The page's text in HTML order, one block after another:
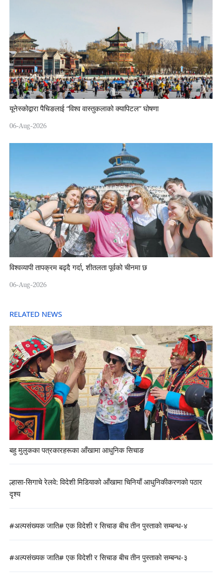
यूनेस्कोद्वारा पैचिङलाई “विश्व वास्तुकलाको क्यापिटल” घोषणा
06-Aug-2026
विश्वव्यापी तापक्रम बढ्दै गर्दा, शीतलता पूर्वको चीनमा छ
06-Aug-2026
RELATED NEWS
बहु मुलुकका पत्रकारहरूका आँखामा आधुनिक सिचाङ
ल्हासा-सिगाचे रेलवे: विदेशी मिडियाको आँखामा चिनियाँ आधुनिकीकरणको पठार
दृश्य
#अल्पसंख्यक जाति# एक विदेशी र सिचाङ बीच तीन पुस्ताको सम्बन्ध-४
#अल्पसंख्यक जाति# एक विदेशी र सिचाङ बीच तीन पुस्ताको सम्बन्ध-३